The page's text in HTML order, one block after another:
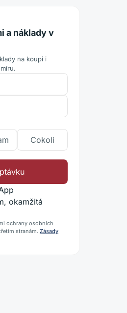
a náklady v
na koupi i
Cokoli
okamžitá
ochrany osobních
stranám. Zásady